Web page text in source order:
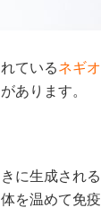
ているネギ
あります。
に生成される
を温めて免